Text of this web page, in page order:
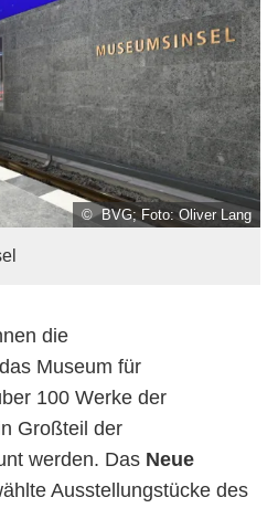
© BVG; Foto: Oliver Lang
die
Museum für
100 Werke der
Großteil der
werden. Das Neue
Ausstellungstücke des